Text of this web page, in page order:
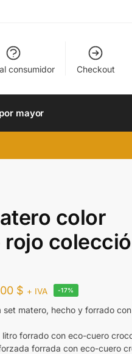
consumidor Checkout
mayor
color
$ + IVA -17%
set matero, hecho y forrado
litro forrado con eco-cuero
forrada con eco-cuero